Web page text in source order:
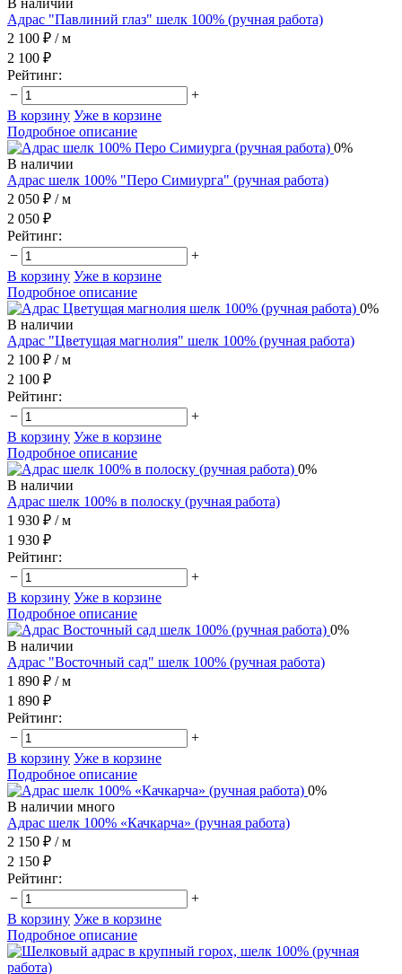
Адрас "Павлиний глаз" шелк 100% (ручная работа)
2 100 ₽ / м
2 100 ₽
Рейтинг:
−
+
В корзину Уже в корзине
Подробное описание
0%
В наличии
Адрас шелк 100% "Перо Симиурга" (ручная работа)
2 050 ₽ / м
2 050 ₽
Рейтинг:
−
+
В корзину Уже в корзине
Подробное описание
0%
В наличии
Адрас "Цветущая магнолия" шелк 100% (ручная работа)
2 100 ₽ / м
2 100 ₽
Рейтинг:
−
+
В корзину Уже в корзине
Подробное описание
0%
В наличии
Адрас шелк 100% в полоску (ручная работа)
1 930 ₽ / м
1 930 ₽
Рейтинг:
−
+
В корзину Уже в корзине
Подробное описание
0%
В наличии
Адрас "Восточный сад" шелк 100% (ручная работа)
1 890 ₽ / м
1 890 ₽
Рейтинг:
−
+
В корзину Уже в корзине
Подробное описание
0%
В наличии много
Адрас шелк 100% «Качкарча» (ручная работа)
2 150 ₽ / м
2 150 ₽
Рейтинг:
−
+
В корзину Уже в корзине
Подробное описание